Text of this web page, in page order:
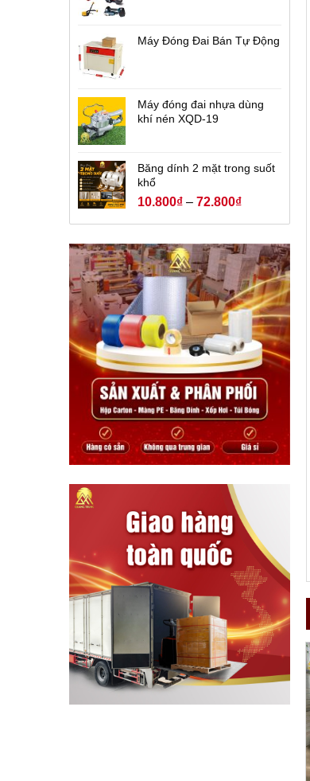
Máy Đóng Đai Bán Tự Động
Máy đóng đai nhựa dùng
khí nén XQD-19
Băng dính 2 mặt trong suốt
khổ
10.800₫ – 72.800₫